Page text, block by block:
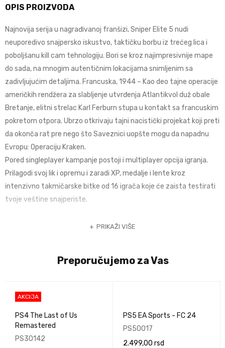
OPIS PROIZVODA
Najnovija serija u nagrađivanoj franšizi, Sniper Elite 5 nudi
neuporedivo snajpersko iskustvo, taktičku borbu iz trećeg lica i
poboljšanu kill cam tehnologiju. Bori se kroz najimpresivnije mape
do sada, na mnogim autentičnim lokacijama snimljenim sa
zadivljujućim detaljima. Francuska, 1944 – Kao deo tajne operacije
američkih rendžera za slabljenje utvrđenja Atlantikvol duž obale
Bretanje, elitni strelac Karl Ferburn stupa u kontakt sa francuskim
pokretom otpora. Ubrzo otkrivaju tajni nacistički projekat koji preti
da okonča rat pre nego što Saveznici uopšte mogu da napadnu
Evropu: Operaciju Kraken.
Pored singleplayer kampanje postoji i multiplayer opcija igranja.
Prilagodi svoj lik i opremu i zaradi XP, medalje i lente kroz
intenzivno takmičarske bitke od 16 igrača koje će zaista testirati
tvoje veštine snajperiste.
PRIKAŽI VIŠE
Preporučujemo za Vas
AKCIJA
PS4 The Last of Us
Remastered
PS30142
PS5 EA Sports - FC 24
PS50017
2.499,00 rsd